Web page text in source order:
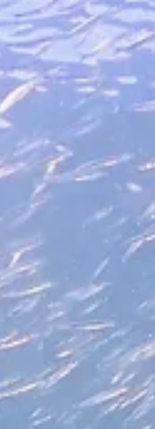
の海況 天気/ 晴れ時々曇り 風/ 東→南 風波/
なし うねり/ なし 透明度/ 7～12m 水温/ 18
19℃ 明日の予報 明日は北東のち南西の風
晴れの予報です。 明日も終日、問題なさそ
うです。